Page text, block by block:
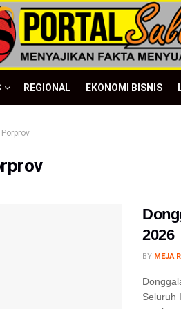
REGIONAL EKONOMI BISNIS
Porprov
2026
BY MEJA
Seluruh